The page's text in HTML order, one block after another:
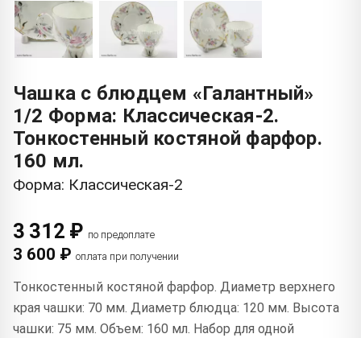
Чашка с блюдцем «Галантный»
1/2 Форма: Классическая-2.
Тонкостенный костяной фарфор.
160 мл.
Форма: Классическая-2
3 312 ₽ по предоплате
3 600 ₽ оплата при получении
Тонкостенный костяной фарфор. Диаметр верхнего
края чашки: 70 мм. Диаметр блюдца: 120 мм. Высота
чашки: 75 мм. Объем: 160 мл. Набор для одной